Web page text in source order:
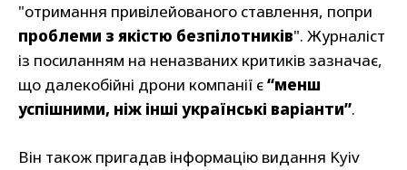
"отримання привілейованого ставлення, попри
проблеми з якістю безпілотників". Журналіст
із посиланням на неназваних критиків зазначає,
що далекобійні дрони компанії є“менш
успішними, ніж інші українські варіанти”.
Він також пригадав інформацію видання Kyiv